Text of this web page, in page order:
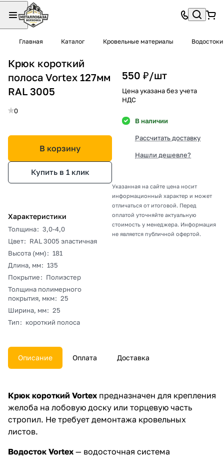
Главная Каталог Кровельные материалы Водостоки
Крюк короткий
полоса Vortex 127мм
RAL 3005
0
В корзину
Купить в 1 клик
Характеристики
Толщина: 3,0-4,0
Цвет: RAL 3005 эластичная
Высота (мм): 181
Длина, мм: 135
Покрытие: Полиэстер
Толщина полимерного
покрытия, мкм: 25
Ширина, мм: 25
Тип: короткий полоса
550 ₽/шт
Цена указана без учета
НДС
В наличии
Рассчитать доставку
Нашли дешевле?
Указанная на сайте цена носит
информационный характер и может
отличаться от итоговой. Перед
оплатой уточняйте актуальную
стоимость у менеджера. Информация
не является публичной офертой.
Описание Оплата Доставка
Крюк короткий Vortex предназначен для крепления
желоба на лобовую доску или торцевую часть
стропил. Не требует демонтажа кровельных
листов.
Водосток Vortex — водосточная система